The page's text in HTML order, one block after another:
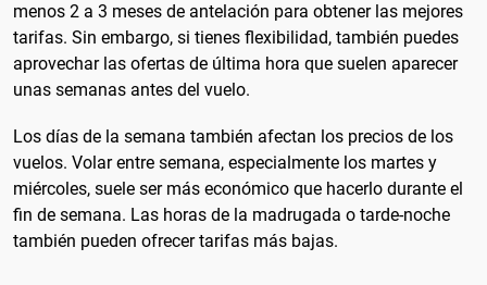
menos 2 a 3 meses de antelación para obtener las mejores
tarifas. Sin embargo, si tienes flexibilidad, también puedes
aprovechar las ofertas de última hora que suelen aparecer
unas semanas antes del vuelo.
Los días de la semana también afectan los precios de los
vuelos. Volar entre semana, especialmente los martes y
miércoles, suele ser más económico que hacerlo durante el
fin de semana. Las horas de la madrugada o tarde-noche
también pueden ofrecer tarifas más bajas.